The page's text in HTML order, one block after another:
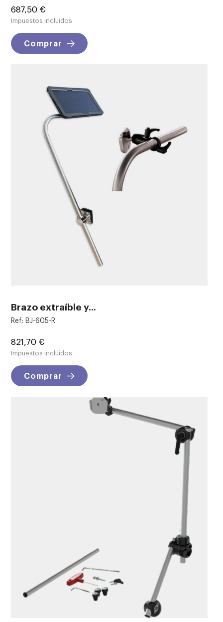
Precio
687,50 €
Impuestos incluidos
Comprar
Brazo extraíble y...
Ref: BJ-605-R
Precio
821,70 €
Impuestos incluidos
Comprar